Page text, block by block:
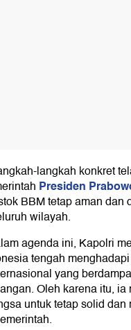
langkah konkret
Presiden
BBM tetap aman dan
wilayah.
agenda ini, Kapolri
tengah
yang
Oleh karena itu, ia
untuk tetap solid dan